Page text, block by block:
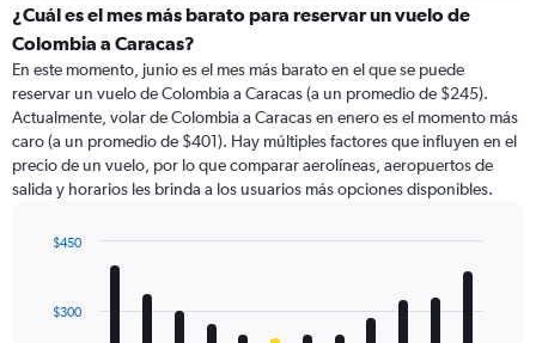
categories.
Range:
categories.
The
chart
has
1
Y
displaying
¿Cuál es el mes más barato para reservar un vuelo de
Colombia a Caracas?
En este momento, junio es el mes más barato en el que se puede
reservar un vuelo de Colombia a Caracas (a un promedio de $245).
Actualmente, volar de Colombia a Caracas en enero es el momento más
caro (a un promedio de $401). Hay múltiples factores que influyen en el
precio de un vuelo, por lo que comparar aerolíneas, aeropuertos de
salida y horarios les brinda a los usuarios más opciones disponibles.
with
12
$300
$450